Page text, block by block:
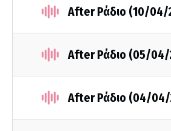
After Ράδιο (10/04/
After Ράδιο (05/04/
After Ράδιο (04/